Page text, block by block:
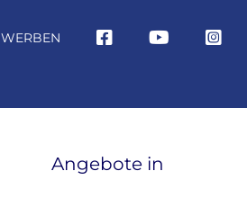
WERBEN
Angebote in